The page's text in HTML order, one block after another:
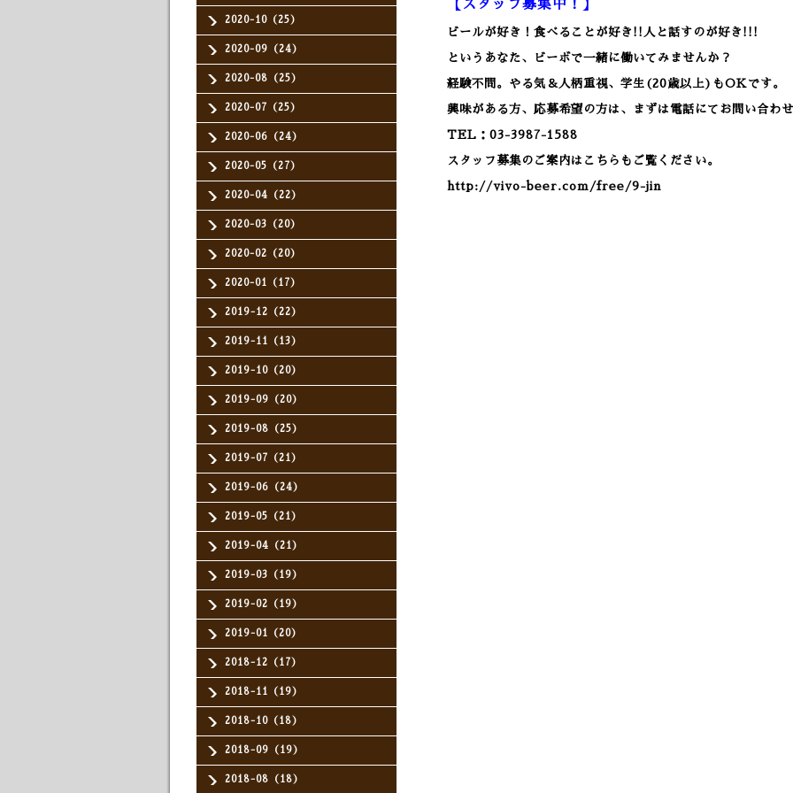
2020-10（25）
2020-09（24）
2020-08（25）
2020-07（25）
2020-06（24）
2020-05（27）
2020-04（22）
2020-03（20）
2020-02（20）
2020-01（17）
2019-12（22）
2019-11（13）
2019-10（20）
2019-09（20）
2019-08（25）
2019-07（21）
2019-06（24）
2019-05（21）
2019-04（21）
2019-03（19）
2019-02（19）
2019-01（20）
2018-12（17）
2018-11（19）
2018-10（18）
2018-09（19）
2018-08（18）
【スタッフ募集中！】
ビールが好き！食べることが好き!!人と話すのが好き!!!
というあなた、ビーボで一緒に働いてみませんか？
経験不問。やる気＆人柄重視、学生(20歳以上)もOKです。
興味がある方、応募希望の方は、まずは電話にてお問い合わせ
TEL：03-3987-1588
スタッフ募集のご案内はこちらもご覧ください。
http://vivo-beer.com/free/9-jin